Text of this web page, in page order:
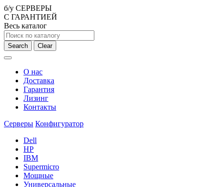
б/у СЕРВЕРЫ
С ГАРАНТИЕЙ
Весь каталог
Search Clear
О нас
Доставка
Гарантия
Лизинг
Контакты
Серверы Конфигуратор
Dell
HP
IBM
Supermicro
Мощные
Универсальные